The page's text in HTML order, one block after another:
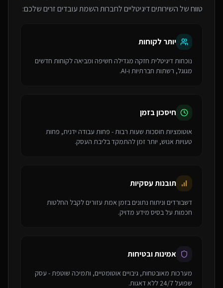
טווח של השירותים דיגיטליים לחברות השמת עובדים זריםשלכם:
יותר לקוחות
נוכחות דיגיטלית חזקה מגדילה חשיפה ומביאה לקוחות חדשים
מגוגל, רשתות חברתיות ו-AI.
חיסכון בזמן
אוטומציות חוסכות שעות רבות - פחות עבודה ידנית, פחות
טעויות אנוש, יותר זמן להתמקד בליבת העסק.
תובנות עסקיות
דשבורדים וניתוח נתונים בזמן אמת עזורים לקבל החלטות
חכמות על בסיס מידע מדויק.
אמינות ובטיחות
מערכות מאובטחות, גיבויים אוטומטיים, ותמיכה שוטפת - עסק
שפועל 24/7 ללא דאגות.